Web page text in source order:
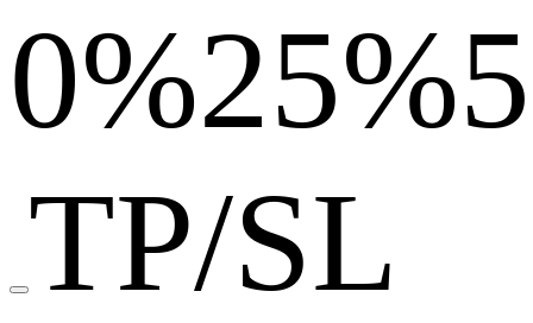
0%25%
TP/SL